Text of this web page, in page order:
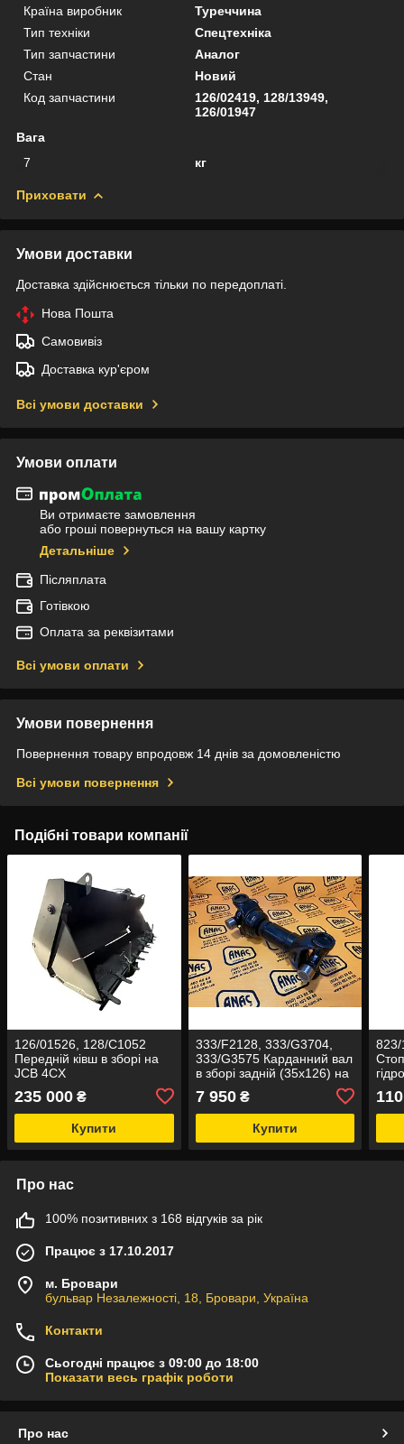
Країна виробник
Туреччина
Тип техніки
Спецтехніка
Тип запчастини
Аналог
Стан
Новий
Код запчастини
126/02419, 128/13949,
126/01947
Вага
7
кг
Приховати
Умови доставки
Доставка здійснюється тільки по передоплаті.
Нова Пошта
Самовивіз
Доставка кур'єром
Всі умови доставки
Умови оплати
Ви отримаєте замовлення
або гроші повернуться на вашу картку
Детальніше
Післяплата
Готівкою
Оплата за реквізитами
Всі умови оплати
Умови повернення
Повернення товару впродовж 14 днів за домовленістю
Всі умови повернення
Подібні товари компанії
126/01526, 128/C1052
Передній ківш в зборі на
JCB 4CX
235 000 ₴
Купити
333/F2128, 333/G3704,
333/G3575 Карданний вал
в зборі задній (35х126) на
7 950₴
Купити
110
Про нас
100% позитивних з 168 відгуків за рік
Працює з 17.10.2017
м. Бровари
бульвар Незалежності, 18, Бровари, Україна
Контакти
Сьогодні працює з 09:00 до 18:00
Показати весь графік роботи
Про нас